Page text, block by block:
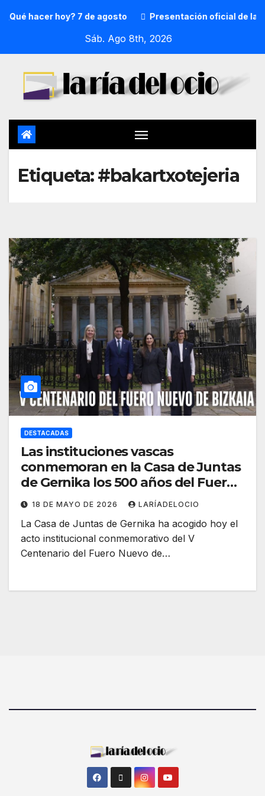
hacer hoy? 7 de agosto Presentación oficial de la
Sáb. Ago 8th, 2026
Etiqueta:#bakartxotejeria
DESTACADAS
Las instituciones vascas
conmemoran en la Casa de Juntas
de Gernika los 500 años del Fuero
Nuevo de Bizkaia
18 DE MAYO DE 2026 LARÍADELOCIO
La Casa de Juntas de Gernika ha acogido hoy el
acto institucional conmemorativo del V
Centenario del Fuero Nuevo de…